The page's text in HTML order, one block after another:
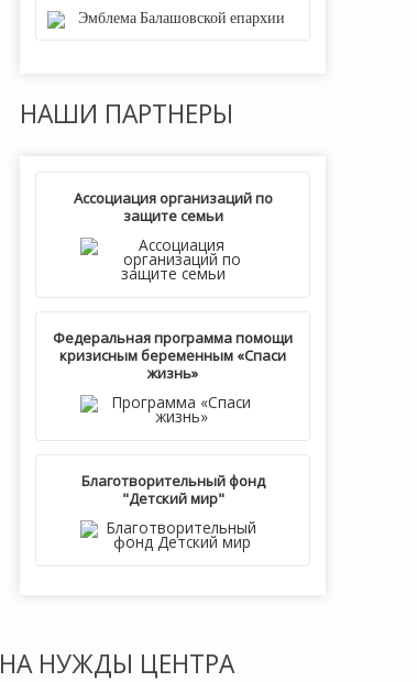
НАШИ ПАРТНЕРЫ
Ассоциация организаций по
защите семьи
Федеральная программа помощи
кризисным беременным «Спаси
жизнь»
Благотворительный фонд
"Детский мир"
НА НУЖДЫ ЦЕНТРА